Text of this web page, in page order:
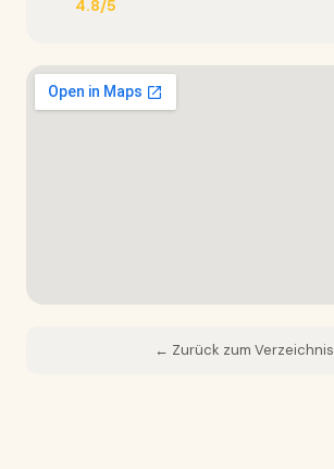
4.8/5
← Zurück zum Verzeichnis